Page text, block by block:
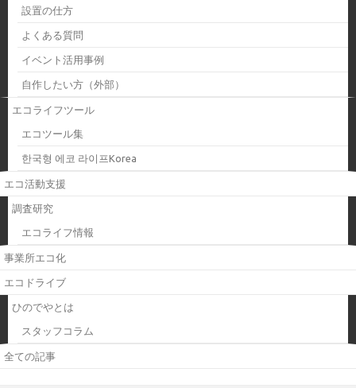
設置の仕方
よくある質問
イベント活用事例
自作したい方（外部）
エコライフツール
エコツール集
한국형 에코 라이프Korea
エコ活動支援
調査研究
エコライフ情報
事業所エコ化
エコドライブ
ひのでやとは
スタッフコラム
全ての記事